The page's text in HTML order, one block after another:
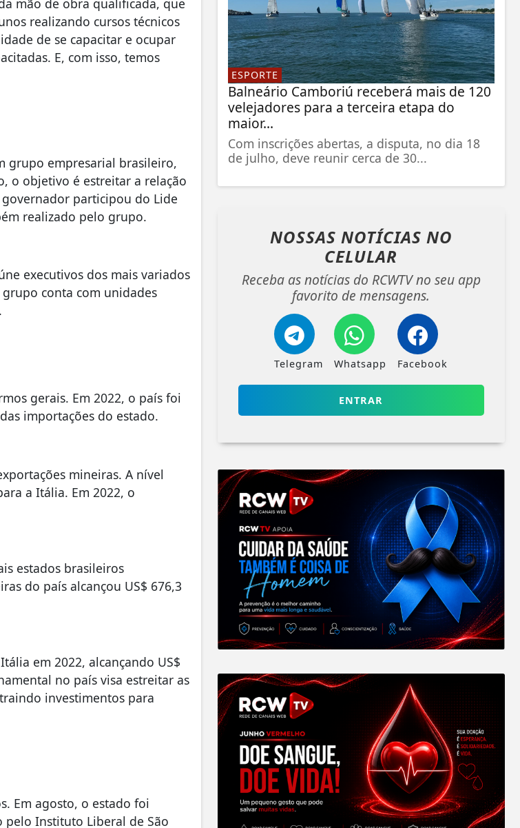
mão de obra qualificada, que
realizando cursos técnicos
de se capacitar e ocupar
E, com isso, temos
grupo empresarial brasileiro,
o objetivo é estreitar a relação
participou do Lide
realizado pelo grupo.
executivos dos mais variados
conta com unidades
gerais. Em 2022, o país foi
importações do estado.
mineiras. A nível
a Itália. Em 2022, o
estados brasileiros
do país alcançou US$ 676,3
em 2022, alcançando US$
no país visa estreitar as
investimentos para
Em agosto, o estado foi
pelo Instituto Liberal de São
ESPORTE
Balneário Camboriú receberá mais de 120
velejadores para a terceira etapa do
maior...
Com inscrições abertas, a disputa, no dia 18
de julho, deve reunir cerca de 30...
NOSSAS NOTÍCIAS NO
CELULAR
Receba as notícias do RCWTV no seu app
favorito de mensagens.
Telegram Whatsapp Facebook
ENTRAR